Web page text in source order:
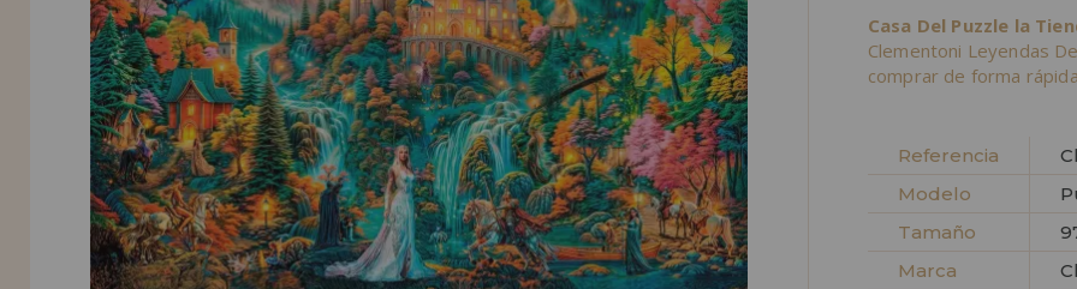
INFORMACIÓN
955 333 133
info@casadelpuzzle.com
Casa Del Puzzle la
Clementoni Leyendas
comprar de forma
Referencia
Modelo
Tamaño
Marca